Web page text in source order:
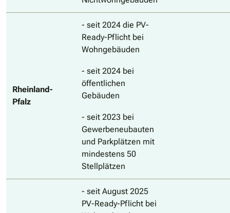
Rheinland-
Pfalz
- seit 2024 die PV-
Ready-Pflicht bei
Wohngebäuden
- seit 2024 bei
öffentlichen
Gebäuden
- seit 2023 bei
Gewerbeneubauten
und Parkplätzen mit
mindestens 50
Stellplätzen
- seit August 2025
PV-Ready-Pflicht bei